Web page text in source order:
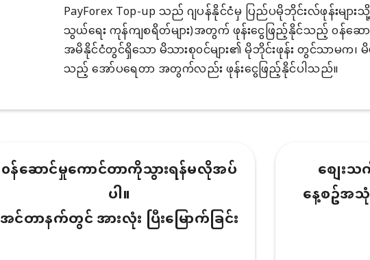
PayForex Top-up သည် ဂျပန်နိုင်ငံမှ ပြည်ပမိုဘိုင်းလ်ဖုန်းမျ
သွယ်ရေး ကုန်ကျစရိတ်များ)အတွက် ဖုန်းငွေဖြည့်နိုင်သည့် ၀န်ဆော
အမိနိုင်ငံတွင်ရှိသော မိသားစု၀င်များ၏ မိုဘိုင်းဖုန်း တွင်သာမက၊
သည့် အော်ပရေတာ အတွက်လည်း ဖုန်းငွေဖြည့်နိုင်ပါသည်။
၀န်ဆောင်မှုကောင်တာကိုသွားရန်မလိုအပ်
ပါ။
အင်တာနက်တွင် အားလုံး ပြီးမြောက်ခြင်း
စျေး
နေ့စဥ်အ